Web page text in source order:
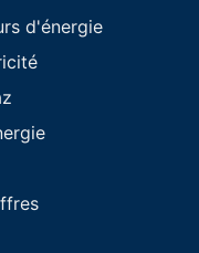
d'énergie